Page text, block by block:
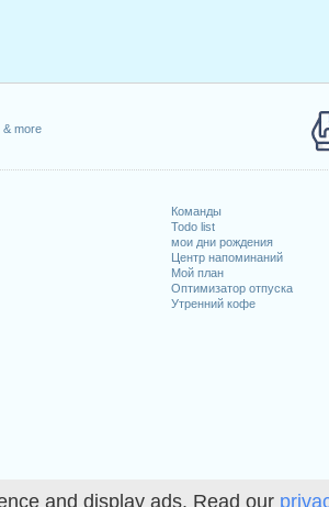
and display ads. Read our
more
Команды
Todo list
мои дни рождения
Центр напоминаний
Мой план
Оптимизатор отпуска
Утренний кофе